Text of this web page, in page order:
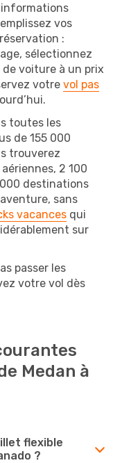
informations
vos
:
sélectionnez
voiture à un prix
votre vol pas
toutes les
de 155 000
trouverez
2 100
destinations
sans
vacances qui
sur
passer les
votre vol dès
Medan à
flexible
?